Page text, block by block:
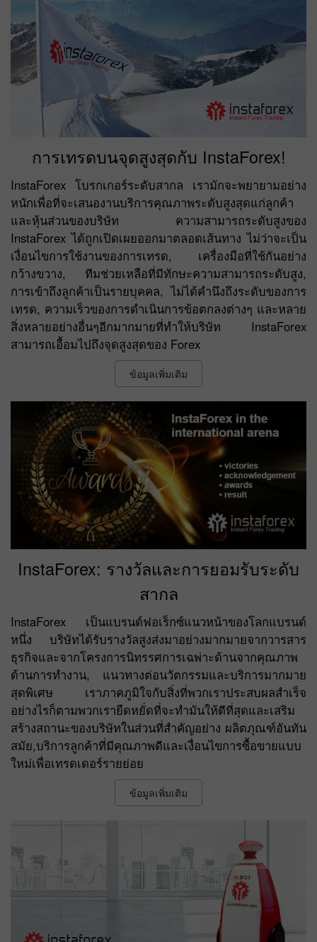
การเทรดบนจุดสูงสุดกับ InstaForex!
InstaForex โบรกเกอร์ระดับสากล เรามักจะพยายามอย่าง
หนักเพื่อที่จะเสนองานบริการคุณภาพระดับสูงสุดแก่ลูกค้า
และหุ้นส่วนของบริษัท ความสามารถระดับสูงของ
InstaForex ได้ถูกเปิดเผยออกมาตลอดเส้นทาง ไม่ว่าจะเป็น
เงื่อนไขการใช้งานของการเทรด, เครื่องมือที่ใช้กันอย่าง
กว้างขวาง, ทีมช่วยเหลือที่มีทักษะความสามารถระดับสูง,
การเข้าถึงลูกค้าเป็นรายบุคคล, ไม่ได้คำนึงถึงระดับของการ
เทรด, ความเร็วของการดำเนินการข้อตกลงต่างๆ และหลาย
สิ่งหลายอย่างอื่นๆอีกมากมายที่ทำให้บริษัท InstaForex
สามารถเอื้อมไปถึงจุดสูงสุดของ Forex
ข้อมูลเพิ่มเติม
InstaForex: รางวัลและการยอมรับระดับ
สากล
InstaForex เป็นแบรนด์ฟอเร็กซ์แนวหน้าของโลกแบรนด์
หนึ่ง บริษัทได้รับรางวัลสูงส่งมาอย่างมากมายจากวารสาร
ธุรกิจและจากโครงการนิทรรศการเฉพ่าะด้านจากคุณภาพ
ด้านการทำงาน, แนวทางต่อนวัตกรรมและบริการมากมาย
สุดพิเศษ เราภาคภูมิใจกับสิ่งที่พวกเราประสบผลสำเร็จ
อย่างไรก็ตามพวกเรายืดหยั่ดที่จะทำมันให้ดีที่สุดและเสริม
สร้างสถานะของบริษัทในส่วนที่สำคัญอย่าง ผลิตภุณฑ์อันทัน
สมัย,บริการลูกค้าที่มีคุณภาพดีและเงื่อนไขการซื้อขายแบบ
ใหม่เพื่อเทรดเดอร์รายย่อย
ข้อมูลเพิ่มเติม